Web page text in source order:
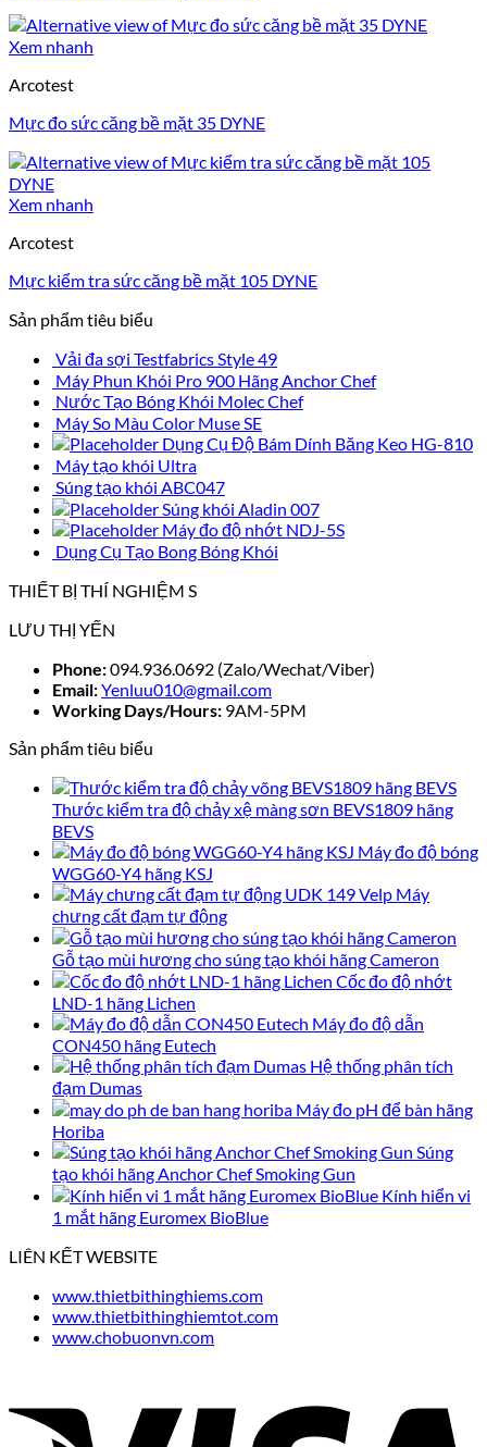
Xem nhanh
Arcotest
Mực đo sức căng bề mặt 35 DYNE
Xem nhanh
Arcotest
Mực kiểm tra sức căng bề mặt 105 DYNE
Sản phẩm tiêu biểu
Vải đa sợi Testfabrics Style 49
Máy Phun Khói Pro 900 Hãng Anchor Chef
Nước Tạo Bóng Khói Molec Chef
Máy So Màu Color Muse SE
Dụng Cụ Độ Bám Dính Băng Keo HG-810
Máy tạo khói Ultra
Súng tạo khói ABC047
Súng khói Aladin 007
Máy đo độ nhớt NDJ-5S
Dụng Cụ Tạo Bong Bóng Khói
THIẾT BỊ THÍ NGHIỆM S
LƯU THỊ YẾN
Phone:094.936.0692 (Zalo/Wechat/Viber)
Email:Yenluu010@gmail.com
Working Days/Hours: 9AM-5PM
Sản phẩm tiêu biểu
Thước kiểm tra độ chảy xệ màng sơn BEVS1809 hãng
BEVS
Máy đo độ bóng
WGG60-Y4 hãng KSJ
Máy
chưng cất đạm tự động
Gỗ tạo mùi hương cho súng tạo khói hãng Cameron
Cốc đo độ nhớt
LND-1 hãng Lichen
Máy đo độ dẫn
CON450 hãng Eutech
Hệ thống phân tích
đạm Dumas
Máy đo pH để bàn hãng
Horiba
Súng
tạo khói hãng Anchor Chef Smoking Gun
Kính hiển vi
1 mắt hãng Euromex BioBlue
LIÊN KẾT WEBSITE
www.thietbithinghiems.com
www.thietbithinghiemtot.com
www.chobuonvn.com